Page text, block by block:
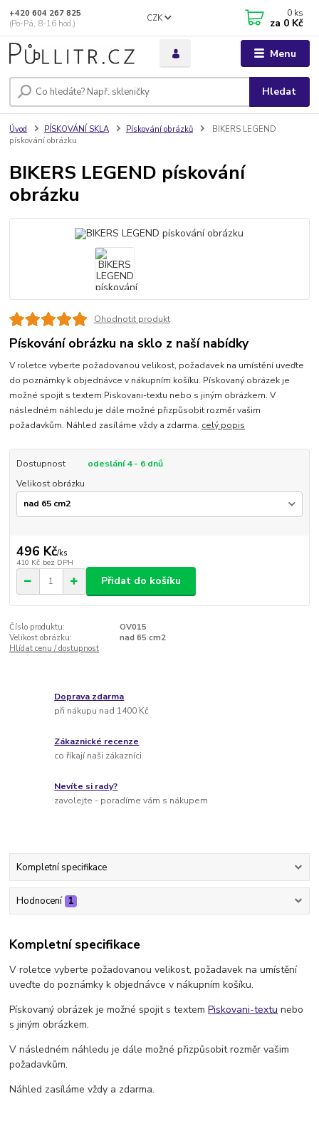
Menu
CZK
Hledat
+420 604 267 825
(Po-Pá, 8-16 hod.)
0 ks
za 0 Kč
Úvod PÍSKOVÁNÍ SKLA Pískování obrázků
BIKERS LEGEND
pískování obrázku
BIKERS LEGEND pískování
obrázku
Ohodnotit produkt
Pískování obrázku na sklo z naší nabídky
V roletce vyberte požadovanou velikost, požadavek na umístění uveďte
do poznámky k objednávce v nákupním košíku. Pískovaný obrázek je
možné spojit s textem Piskovani-textu nebo s jiným obrázkem. V
následném náhledu je dále možné přizpůsobit rozměr vašim
požadavkům. Náhled zasíláme vždy a zdarma. celý popis
Dostupnost
odeslání 4 - 6 dnů
Velikost obrázku
496 Kč/ks
410 Kč bez DPH
Přidat do košíku
Číslo produktu:
OV015
Velikost obrázku:
nad 65 cm2
Hlídat cenu / dostupnost
Doprava zdarma
při nákupu nad 1400 Kč
Zákaznické recenze
co říkají naši zákazníci
Nevíte si rady?
zavolejte - poradíme vám s nákupem
Kompletní specifikace
Hodnocení 1
Kompletní specifikace
V roletce vyberte požadovanou velikost, požadavek na umístění
uveďte do poznámky k objednávce v nákupním košíku.
Pískovaný obrázek je možné spojit s textemPiskovani-textu nebo
s jiným obrázkem.
V následném náhledu je dále možné přizpůsobit rozměr vašim
požadavkům.
Náhled zasíláme vždy a zdarma.